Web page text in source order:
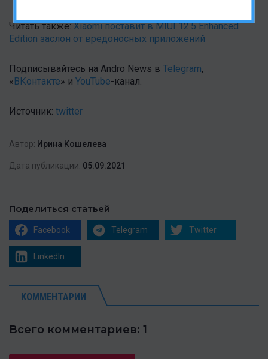
Читать также:Xiaomi поставит в MIUI 12.5 Enhanced
Edition заслон от вредоносных приложений
Подписывайтесь на Andro News в Telegram,
«ВКонтакте» и YouTube-канал.
Источник: twitter
Автор: Ирина Кошелева
Дата публикации: 05.09.2021
Поделиться статьей
Facebook Telegram Twitter
LinkedIn
КОММЕНТАРИИ
Всего комментариев: 1